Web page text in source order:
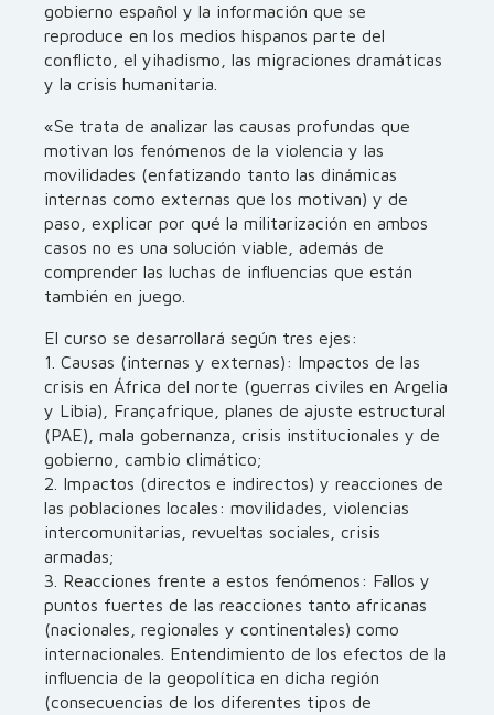
gobierno español y la información que se
reproduce en los medios hispanos parte del
conflicto, el yihadismo, las migraciones dramáticas
y la crisis humanitaria.
«Se trata de analizar las causas profundas que
motivan los fenómenos de la violencia y las
movilidades (enfatizando tanto las dinámicas
internas como externas que los motivan) y de
paso, explicar por qué la militarización en ambos
casos no es una solución viable, además de
comprender las luchas de influencias que están
también en juego.
El curso se desarrollará según tres ejes:
1. Causas (internas y externas): Impactos de las
crisis en África del norte (guerras civiles en Argelia
y Libia), Françafrique, planes de ajuste estructural
(PAE), mala gobernanza, crisis institucionales y de
gobierno, cambio climático;
2. Impactos (directos e indirectos) y reacciones de
las poblaciones locales: movilidades, violencias
intercomunitarias, revueltas sociales, crisis
armadas;
3. Reacciones frente a estos fenómenos: Fallos y
puntos fuertes de las reacciones tanto africanas
(nacionales, regionales y continentales) como
internacionales. Entendimiento de los efectos de la
influencia de la geopolítica en dicha región
(consecuencias de los diferentes tipos de